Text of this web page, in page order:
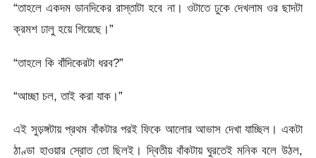
“তাহলে একদম ডানদিকের রাস্তাটা হবে না। ওটাতে ঢুকে দেখলাম ওর ছাদটা
ক্রমশ ঢালু হয়ে গিয়েছে।”
“তাহলে কি বাঁদিকেরটা ধরব?”
“আচ্ছা চল, তাই করা যাক।”
এই সুড়ঙ্গটায় প্রথম বাঁকটার পরই ফিকে আলোর আভাস দেখা যাচ্ছিল। একটা
ঠাণ্ডা হাওয়ার স্রোত তো ছিলই। দ্বিতীয় বাঁকটায় ঘুরতেই মনিক বলে উঠল,